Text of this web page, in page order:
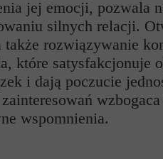
jej emocji, pozwala
silnych relacji.
także rozwiązywanie
które satysfakcjonuje
i dają poczucie
wspomnienia.